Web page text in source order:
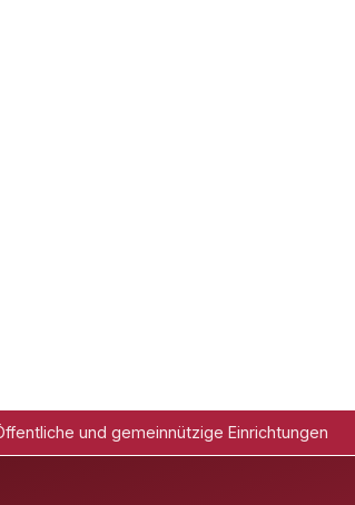
und gemeinnützige Einrichtungen